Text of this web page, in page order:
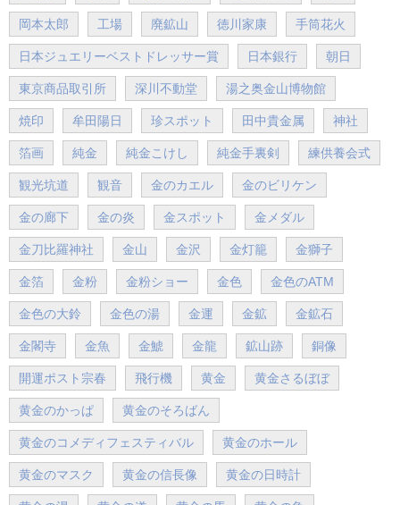
岡本太郎 工場 廃鉱山 徳川家康 手筒花火
日本ジュエリーベストドレッサー賞 日本銀行 朝日
東京商品取引所 深川不動堂 湯之奥金山博物館
焼印 牟田陽日 珍スポット 田中貴金属 神社
箔画 純金 純金こけし 純金手裏剣 練供養会式
観光坑道 観音 金のカエル 金のビリケン
金の廊下 金の炎 金スポット 金メダル
金刀比羅神社 金山 金沢 金灯籠 金獅子
金箔 金粉 金粉ショー 金色 金色のATM
金色の大鈴 金色の湯 金運 金鉱 金鉱石
金閣寺 金魚 金鯱 金龍 鉱山跡 銅像
開運ポスト宗春 飛行機 黄金 黄金さるぼぼ
黄金のかっぱ 黄金のそろばん
黄金のコメディフェスティバル 黄金のホール
黄金のマスク 黄金の信長像 黄金の日時計